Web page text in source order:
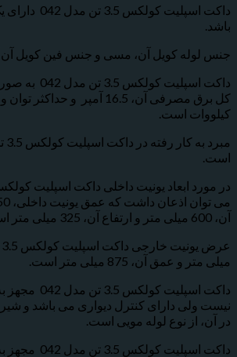
داکت اسپلیت کولکس 3.5 تن مدل
کویل آن، مسی و جنس فین کویل آن
داکت اسپلیت کولکس 3.5 تن مدل
است.
می توان اذعان
آن، 875 میلی متر است.
داکت اسپلیت کولکس 3.5 تن مدل 042
دارای کنترل دیواری می باشد و شیر انبساط
نوع لوله مویی است.
تن مدل 042 مجهز به فیلتر درایر می باشد.